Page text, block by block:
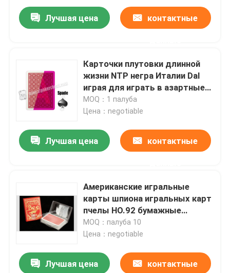
Лучшая цена контактные
Карточки плутовки длинной
жизни NTP негра Италии Dal
играя для играть в азартные
игры
MOQ：1 палуба
Цена：negotiable
Лучшая цена контактные
Американские игральные
карты шпиона игральных карт
пчелы НО.92 бумажные
маркированные невидимые
обжуливая
MOQ：палуба 10
Цена：negotiable
Лучшая цена контактные